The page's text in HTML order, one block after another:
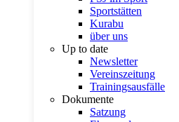
Sportstätten
Kurabu
über uns
Up to date
Newsletter
Vereinszeitung
Trainingsausfälle
Dokumente
Satzung